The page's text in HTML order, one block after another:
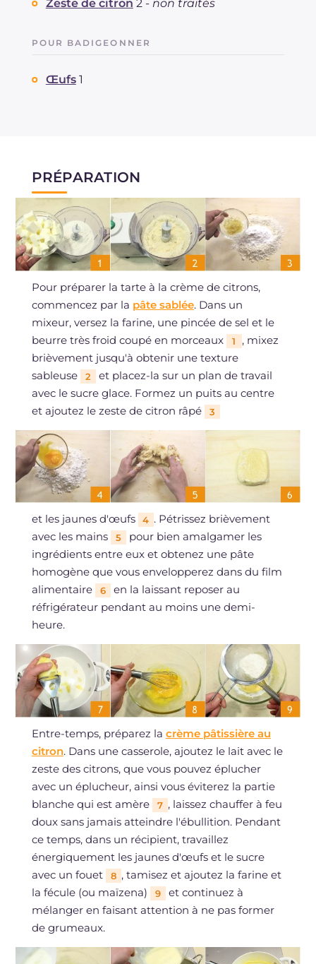
Zeste de citron 2 - non traités
POUR BADIGEONNER
Œufs 1
PRÉPARATION
Pour préparer la tarte à la crème de citrons,
commencez par la pâte sablée. Dans un
mixeur, versez la farine, une pincée de sel et le
beurre très froid coupé en morceaux
1
, mixez
brièvement jusqu'à obtenir une texture
sableuse
2
et placez-la sur un plan de travail
avec le sucre glace. Formez un puits au centre
et ajoutez le zeste de citron râpé
3
et les jaunes d'œufs 4 . Pétrissez brièvement
avec les mains
5
pour bien amalgamer les
ingrédients entre eux et obtenez une pâte
homogène que vous envelopperez dans du film
alimentaire
6
en la laissant reposer au
réfrigérateur pendant au moins une demi-
heure.
Entre-temps, préparez la crème pâtissière au
citron. Dans une casserole, ajoutez le lait avec le
zeste des citrons, que vous pouvez éplucher
avec un éplucheur, ainsi vous éviterez la partie
blanche qui est amère
7 , laissez chauffer à feu
doux sans jamais atteindre l'ébullition. Pendant
ce temps, dans un récipient, travaillez
énergiquement les jaunes d'œufs et le sucre
avec un fouet
8 , tamisez et ajoutez la farine et
la fécule (ou maïzena)
9
et continuez à
mélanger en faisant attention à ne pas former
de grumeaux.